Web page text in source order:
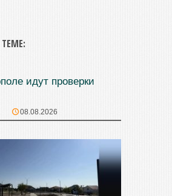
идут проверки
08.08.2026